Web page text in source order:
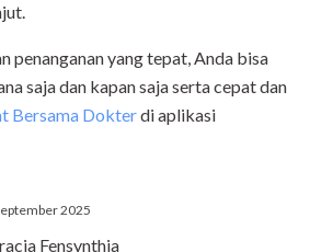
penanganan yang tepat, Anda bisa
saja dan kapan saja serta cepat dan
Bersama Dokterdi aplikasi
2025